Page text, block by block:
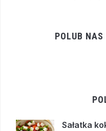
POLUB NAS
Sałatka